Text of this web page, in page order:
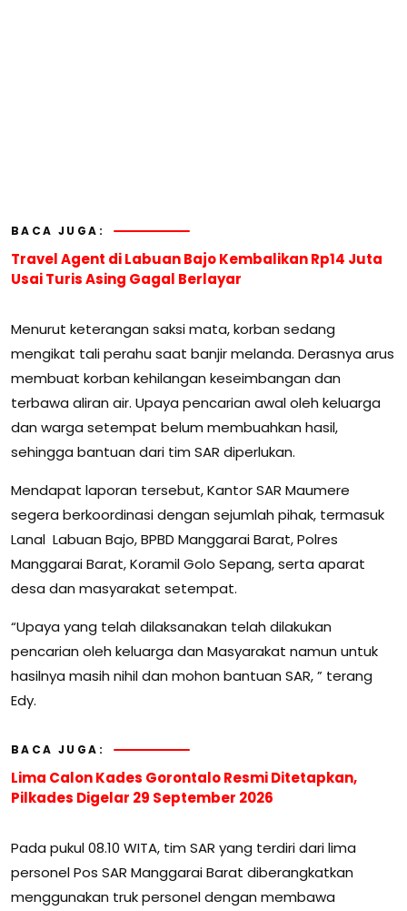
BACA JUGA:
Travel Agent di Labuan Bajo Kembalikan Rp14 Juta
Usai Turis Asing Gagal Berlayar
Menurut keterangan saksi mata, korban sedang
mengikat tali perahu saat banjir melanda. Derasnya arus
membuat korban kehilangan keseimbangan dan
terbawa aliran air. Upaya pencarian awal oleh keluarga
dan warga setempat belum membuahkan hasil,
sehingga bantuan dari tim SAR diperlukan.
Mendapat laporan tersebut, Kantor SAR Maumere
segera berkoordinasi dengan sejumlah pihak, termasuk
Lanal Labuan Bajo, BPBD Manggarai Barat, Polres
Manggarai Barat, Koramil Golo Sepang, serta aparat
desa dan masyarakat setempat.
“Upaya yang telah dilaksanakan telah dilakukan
pencarian oleh keluarga dan Masyarakat namun untuk
hasilnya masih nihil dan mohon bantuan SAR, ” terang
Edy.
BACA JUGA:
Lima Calon Kades Gorontalo Resmi Ditetapkan,
Pilkades Digelar 29 September 2026
Pada pukul 08.10 WITA, tim SAR yang terdiri dari lima
personel Pos SAR Manggarai Barat diberangkatkan
menggunakan truk personel dengan membawa